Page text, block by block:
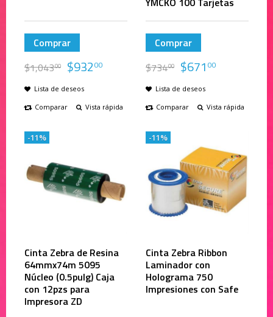
Comprar
$1,04300 $93200
Lista de deseos
Comparar
Vista rápida
Comprar
$73400 $671 00
Lista de deseos
Comparar
Vista rápida
Cinta Zebra de Resina
64mmx74m 5095
Núcleo (0.5pulg) Caja
con 12pzs para
Impresora ZD
-11%
Cinta Zebra Ribbon
Laminador con
Holograma 750
Impresiones con Safe
-11%